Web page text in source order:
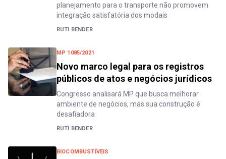
planejamento para o transporte não promovem
integração satisfatória dos modais
RUTI BENDER
MP 1085/2021
Novo marco legal para os registros
públicos de atos e negócios jurídicos
Congresso analisará MP que busca melhorar
ambiente de negócios, mas sua construção é
desafiadora
RUTI BENDER
BIOCOMBUSTÍVEIS